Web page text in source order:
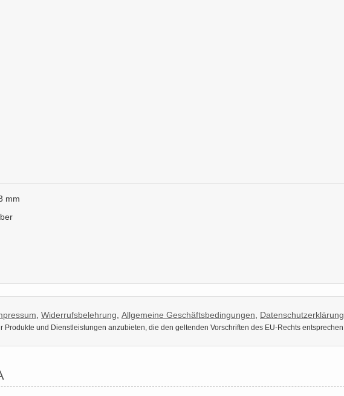
mm
Widerrufsbelehrung Allgemeine Geschäftsbedingungen Datenschutzerklärung
Produkte und Dienstleistungen anzubieten, die den geltenden Vorschriften des EU-Rechts entsprechen.